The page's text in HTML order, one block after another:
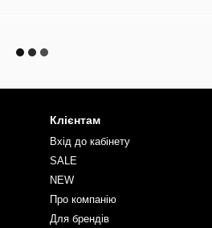
Клієнтам
Вхід до кабінету
SALE
NEW
Про компанію
Для брендів